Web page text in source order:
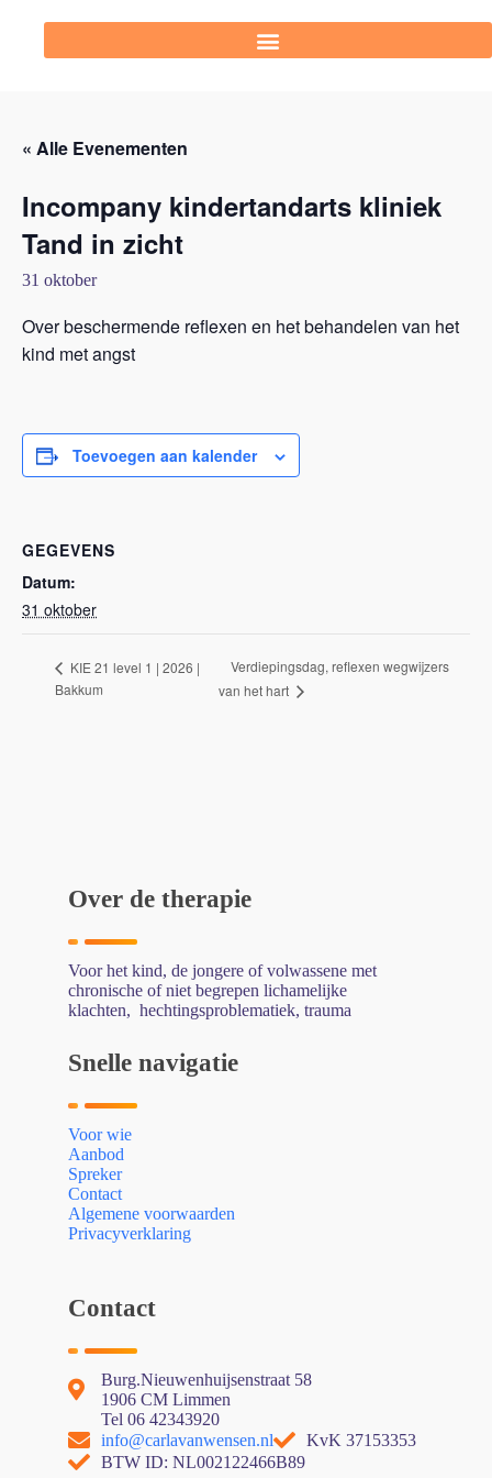
« Alle Evenementen
Incompany kindertandarts kliniek
Tand in zicht
31 oktober
Over beschermende reflexen en het behandelen van het
kind met angst
Toevoegen aan kalender
GEGEVENS
Datum:
31 oktober
KIE 21 level 1 | 2026 |
Bakkum
Verdiepingsdag, reflexen wegwijzers
van het hart
Over de therapie
Voor het kind, de jongere of volwassene met
chronische of niet begrepen lichamelijke
klachten, hechtingsproblematiek, trauma
Snelle navigatie
Voor wie
Aanbod
Spreker
Contact
Algemene voorwaarden
Privacyverklaring
Contact
Burg.Nieuwenhuijsenstraat 58
1906 CM Limmen
Tel 06 42343920
info@carlavanwensen.nl
KvK 37153353
BTW ID: NL002122466B89